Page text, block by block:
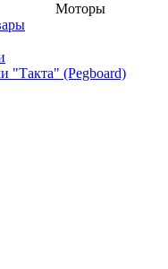
Моторы
"Такта" (Pegboard)